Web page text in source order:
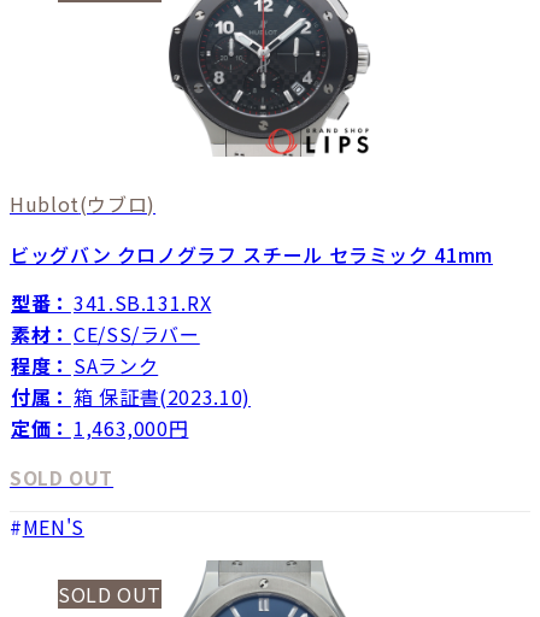
Hublot(ウブロ)
ビッグバン クロノグラフ スチール セラミック 41mm
型番： 341.SB.131.RX
素材： CE/SS/ラバー
程度： SAランク
付属： 箱 保証書(2023.10)
定価： 1,463,000円
SOLD OUT
MEN'S
SOLD OUT